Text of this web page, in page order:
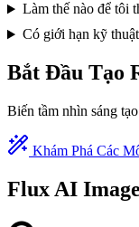
Làm thế nào để tôi
Có giới hạn kỹ
Bắt Đầu Tạo
Biến tầm nhìn sáng
Khám Phá Các
Flux AI